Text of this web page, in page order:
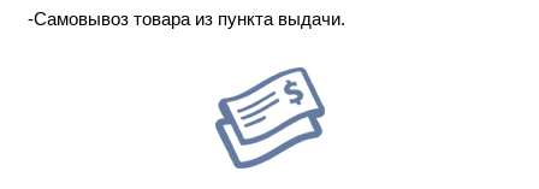
-Самовывоз товара из пункта выдачи.